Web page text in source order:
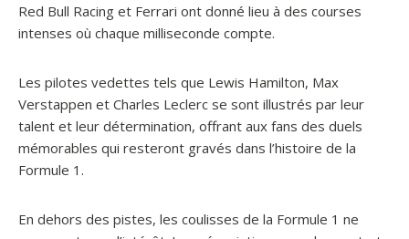
Red Bull Racing et Ferrari ont donné lieu à des courses
intenses où chaque milliseconde compte.
Les pilotes vedettes tels que Lewis Hamilton, Max
Verstappen et Charles Leclerc se sont illustrés par leur
talent et leur détermination, offrant aux fans des duels
mémorables qui resteront gravés dans l’histoire de la
Formule 1.
En dehors des pistes, les coulisses de la Formule 1 ne